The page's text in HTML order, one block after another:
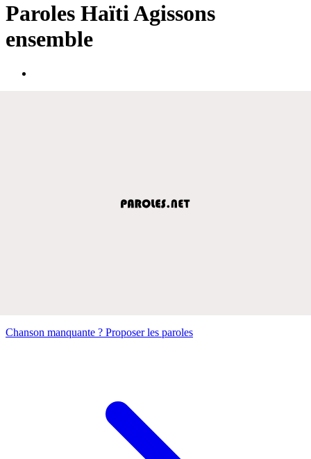
Paroles Haïti Agissons
ensemble
Chanson manquante ? Proposer les paroles